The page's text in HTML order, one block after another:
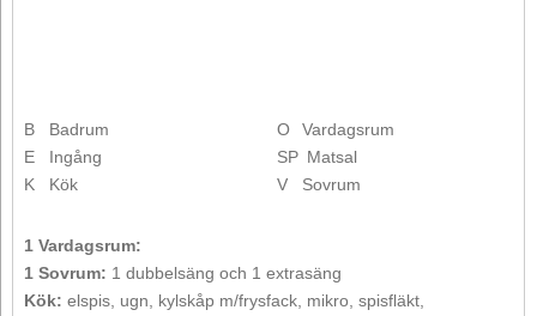
B
Badrum
E
Ingång
K
Kök
O
Vardagsrum
SP Matsal
V
Sovrum
1 Vardagsrum:
1 Sovrum: 1 dubbelsäng och 1 extrasäng
Kök: elspis, ugn, kylskåp m/frysfack, mikro, spisfläkt,